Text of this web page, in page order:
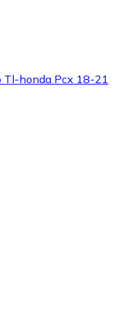
Tl-honda Pcx 18-21